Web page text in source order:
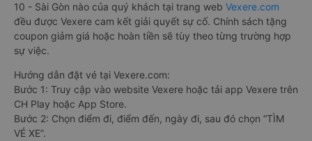
10 - Sài Gòn nào của quý khách tại trang web Vexere.com
đều được Vexere cam kết giải quyết sự cố. Chính sách tặng
coupon giảm giá hoặc hoàn tiền sẽ tùy theo từng trường hợp
sự việc.
Hướng dẫn đặt vé tại Vexere.com:
Bước 1: Truy cập vào website Vexere hoặc tải app Vexere trên
CH Play hoặc App Store.
Bước 2: Chọn điểm đi, điểm đến, ngày đi, sau đó chọn “TÌM
VÉ XE”.